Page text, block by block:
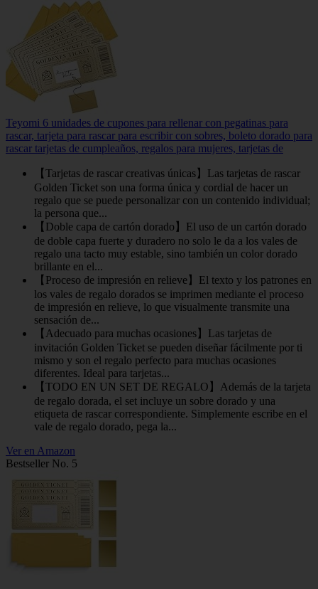
Teyomi 6 unidades de cupones para rellenar con pegatinas para
rascar, tarjeta para rascar para escribir con sobres, boleto dorado para
rascar tarjetas de cumpleaños, regalos para mujeres, tarjetas de
【Tarjetas de rascar creativas únicas】Las tarjetas de rascar
Golden Ticket son una forma única y cordial de hacer un
regalo que se puede personalizar con un contenido individual;
la persona que...
【Doble capa de cartón dorado】El uso de un cartón dorado
de doble capa fuerte y duradero no solo le da a los vales de
regalo una tacto muy estable, sino también un color dorado
brillante en el...
【Proceso de impresión en relieve】El texto y los patrones en
los vales de regalo dorados se imprimen mediante el proceso
de impresión en relieve, lo que visualmente transmite una
sensación de...
【Adecuado para muchas ocasiones】Las tarjetas de
invitación Golden Ticket se pueden diseñar fácilmente por ti
mismo y son el regalo perfecto para muchas ocasiones
diferentes. Ideal para tarjetas...
【TODO EN UN SET DE REGALO】Además de la tarjeta
de regalo dorada, el set incluye un sobre dorado y una
etiqueta de rascar correspondiente. Simplemente escribe en el
vale de regalo dorado, pega la...
Ver en Amazon
Bestseller No. 5